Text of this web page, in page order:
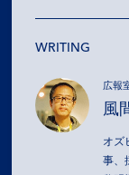
WRITING
広報
風
オズ
事、